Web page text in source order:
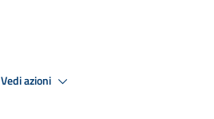
Vedi azioni